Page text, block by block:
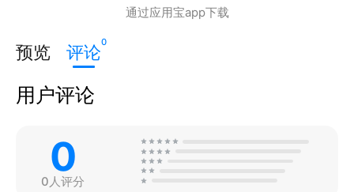
通过应用宝app下载
预览 评论0
用户评论
0
0人评分